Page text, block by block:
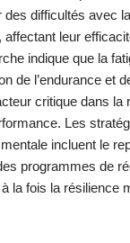
des difficultés avec
leur
indique que la
de l’endurance et
critique dans la
Les
incluent le
programmes de
la fois la résilience